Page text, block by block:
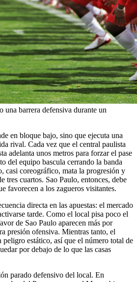
una barrera defensiva durante un
en bloque bajo, sino que ejecuta una
rival. Cada vez que el central paulista
adelanta unos metros para forzar el pase
del equipo bascula cerrando la banda
casi coreográfico, mata la progresión y
tres cuartos. Sao Paulo, entonces, debe
favorecen a los zagueros visitantes.
directa en las apuestas: el mercado
tarde. Como el local pisa poco el
de Sao Paulo aparecen más por
presión ofensiva. Mientras tanto, el
peligro estático, así que el número total de
por debajo de lo que las casas
parado defensivo del local. En